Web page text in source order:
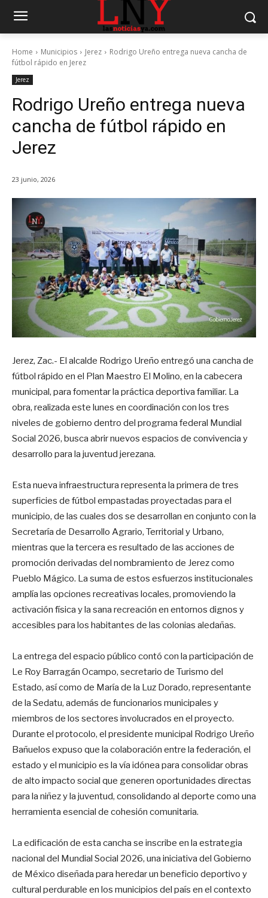
Home Municipios Jerez
Rodrigo Ureño entrega nueva cancha de
fútbol rápido en Jerez
Jerez
Rodrigo Ureño entrega nueva
cancha de fútbol rápido en
Jerez
23 junio, 2026
Jerez, Zac.- El alcalde Rodrigo Ureño entregó una cancha de
fútbol rápido en el Plan Maestro El Molino, en la cabecera
municipal, para fomentar la práctica deportiva familiar. La
obra, realizada este lunes en coordinación con los tres
niveles de gobierno dentro del programa federal Mundial
Social 2026, busca abrir nuevos espacios de convivencia y
desarrollo para la juventud jerezana.
Esta nueva infraestructura representa la primera de tres
superficies de fútbol empastadas proyectadas para el
municipio, de las cuales dos se desarrollan en conjunto con la
Secretaría de Desarrollo Agrario, Territorial y Urbano,
mientras que la tercera es resultado de las acciones de
promoción derivadas del nombramiento de Jerez como
Pueblo Mágico. La suma de estos esfuerzos institucionales
amplía las opciones recreativas locales, promoviendo la
activación física y la sana recreación en entornos dignos y
accesibles para los habitantes de las colonias aledañas.
La entrega del espacio público contó con la participación de
Le Roy Barragán Ocampo, secretario de Turismo del
Estado, así como de María de la Luz Dorado, representante
de la Sedatu, además de funcionarios municipales y
miembros de los sectores involucrados en el proyecto.
Durante el protocolo, el presidente municipal Rodrigo Ureño
Bañuelos expuso que la colaboración entre la federación, el
estado y el municipio es la vía idónea para consolidar obras
de alto impacto social que generen oportunidades directas
para la niñez y la juventud, consolidando al deporte como una
herramienta esencial de cohesión comunitaria.
La edificación de esta cancha se inscribe en la estrategia
nacional del Mundial Social 2026, una iniciativa del Gobierno
de México diseñada para heredar un beneficio deportivo y
cultural perdurable en los municipios del país en el contexto